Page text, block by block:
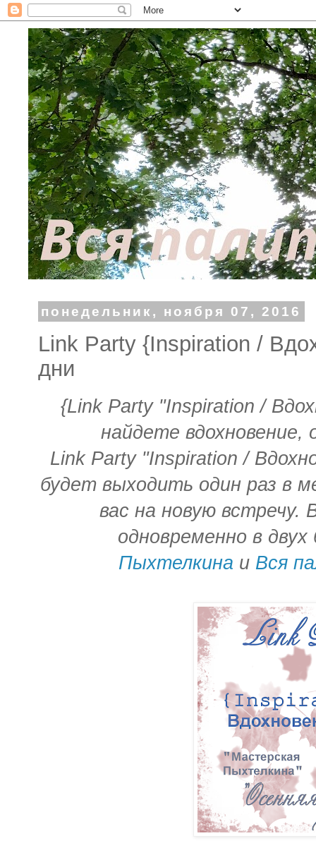
понедельник, ноября 07, 2016
Link Party {Inspiration /
дни
{Link Party "Inspiration /
найдете
Link Party "Inspiration /
будет выходить один раз в
вас на новую
одновременно в двух
Пыхтелкина и Вся